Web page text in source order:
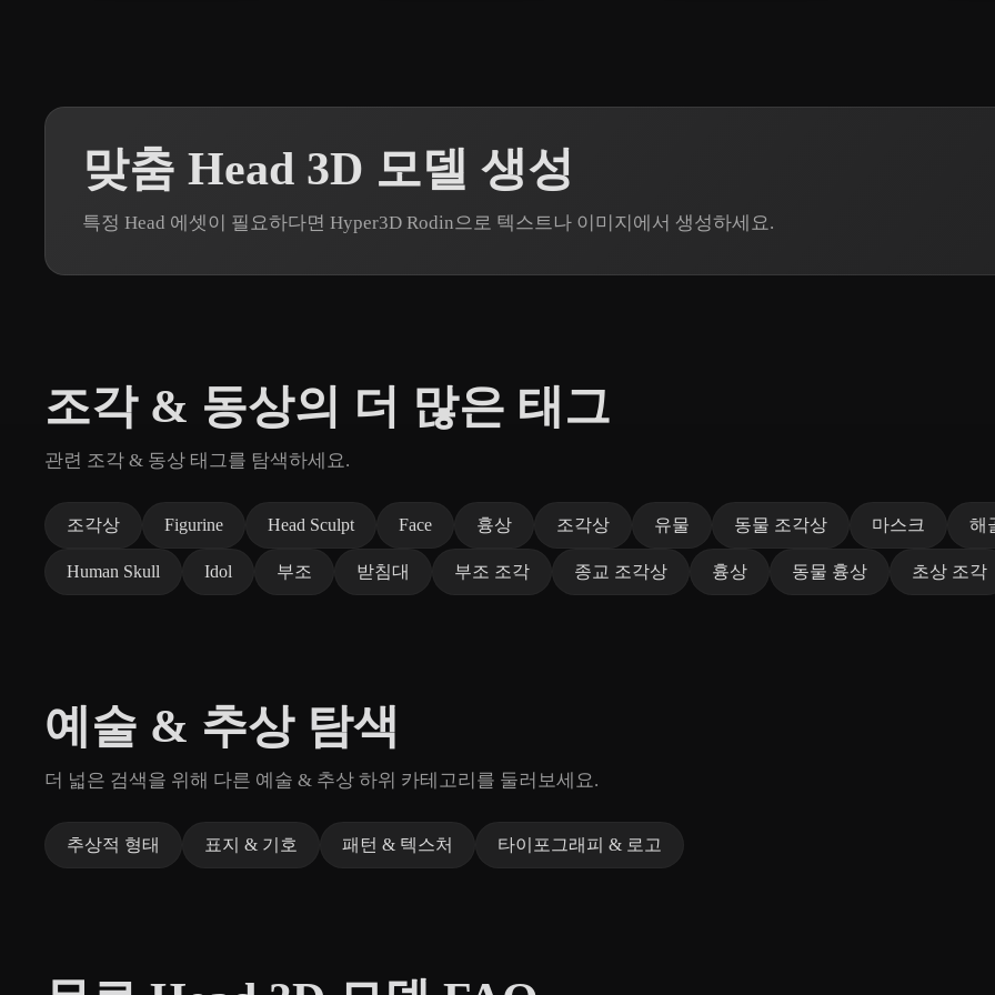
맞춤 Head 3D 모델 생성
특정 Head 에셋이 필요하다면 Hyper3D Rodin으로 텍스트나 이미지에서 생성하세요.
조각 & 동상의 더 많은 태그
관련 조각 & 동상 태그를 탐색하세요.
조각상 Figurine Head Sculpt Face 흉상 조각상 유물 동물 조각상 마스크 해
Human Skull Idol 부조 받침대 부조 조각 종교 조각상 흉상 동물 흉상 초상 조각
예술 & 추상 탐색
더 넓은 검색을 위해 다른 예술 & 추상 하위 카테고리를 둘러보세요.
추상적 형태 표지 & 기호 패턴 & 텍스처 타이포그래피 & 로고